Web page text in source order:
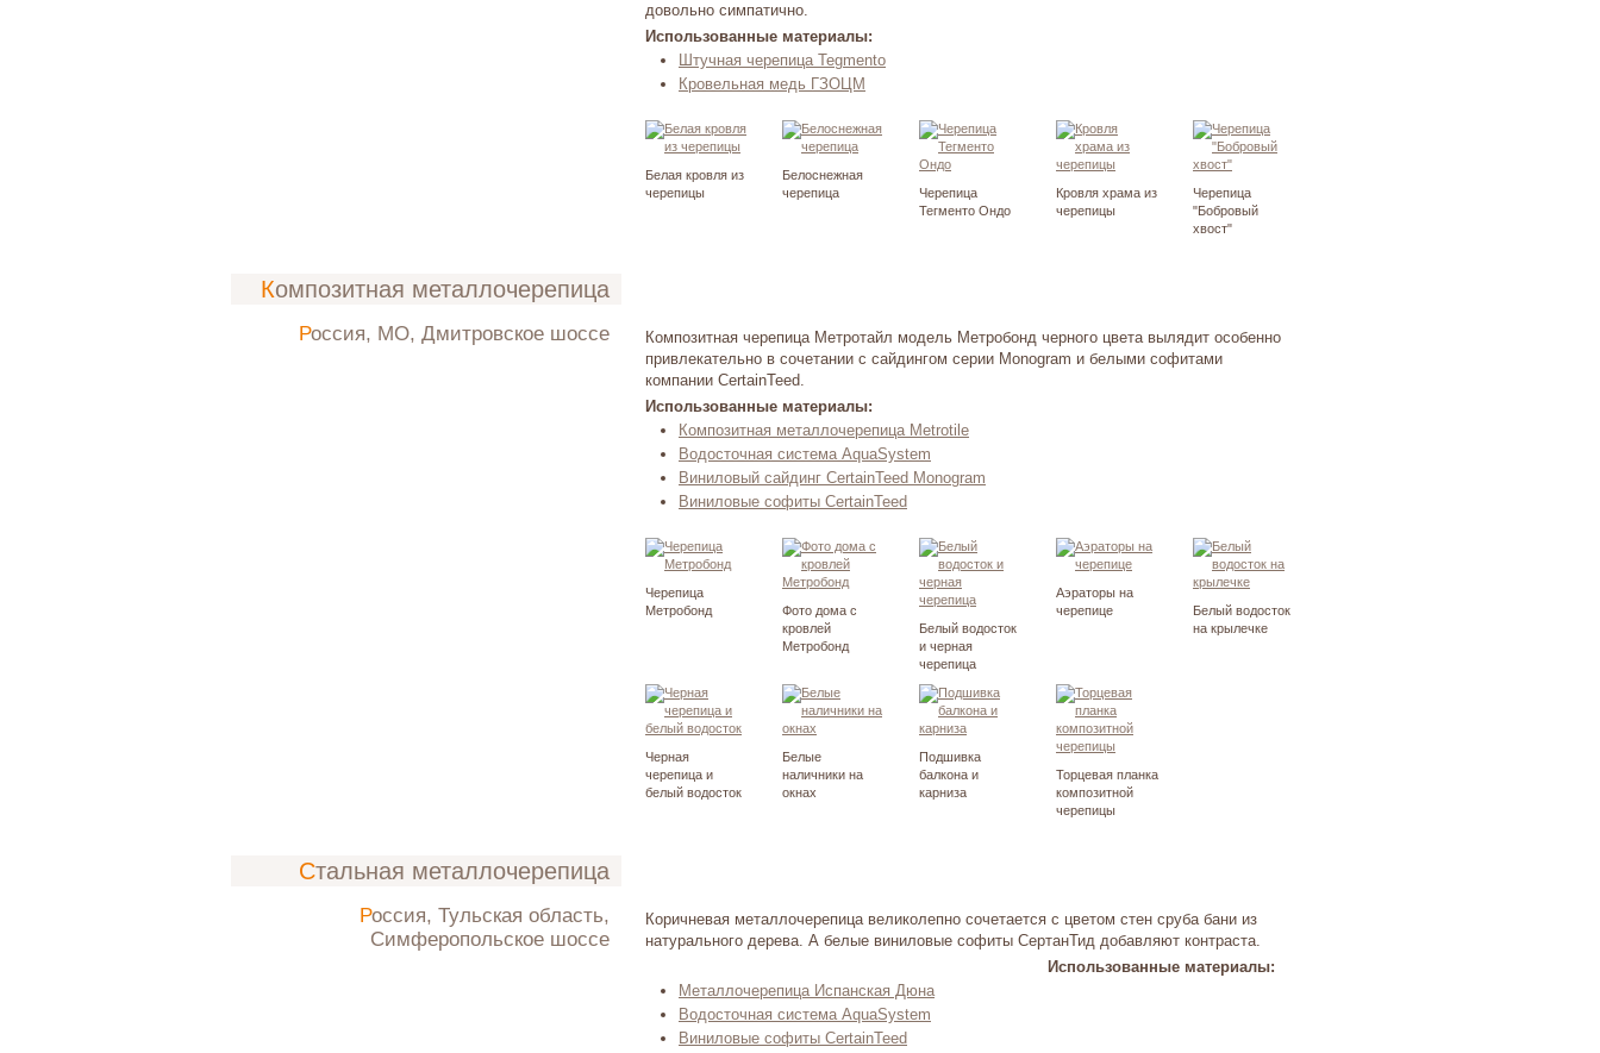
довольно симпатично.
Использованные материалы:
Штучная черепица Tegmento
Кровельная медь ГЗОЦМ
Белая кровля из
черепицы
Белоснежная
черепица
Черепица
Тегменто Ондо
Кровля храма из
черепицы
Черепица
"Бобровый
хвост"
Композитная металлочерепица
Россия, МО, Дмитровское шоссе
Композитная черепица Метротайл модель Метробонд черного цвета вылядит особенно
привлекательно в сочетании с сайдингом серии Monogram и белыми софитами
компании CertainTeed.
Использованные материалы:
Композитная металлочерепица Metrotile
Водосточная система AquaSystem
Виниловый сайдинг CertainTeed Monogram
Виниловые софиты CertainTeed
Черепица
Метробонд
Фото дома с
кровлей
Метробонд
Белый водосток
и черная
черепица
Аэраторы на
черепице
Белый водосток
на крылечке
Черная
черепица и
белый водосток
Белые
наличники на
окнах
Подшивка
балкона и
карниза
Торцевая планка
композитной
черепицы
Стальная металлочерепица
Россия, Тульская область,
Симферопольское шоссе
Коричневая металлочерепица великолепно сочетается с цветом стен сруба бани из
натурального дерева. А белые виниловые софиты СертанТид добавляют контраста.
Использованные материалы:
Металлочерепица Испанская Дюна
Водосточная система AquaSystem
Виниловые софиты CertainTeed